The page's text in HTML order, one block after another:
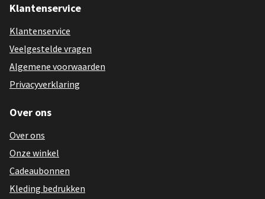
Klantenservice
Klantenservice
Veelgestelde vragen
Algemene voorwaarden
Privacyverklaring
Over ons
Over ons
Onze winkel
Cadeaubonnen
Kleding bedrukken